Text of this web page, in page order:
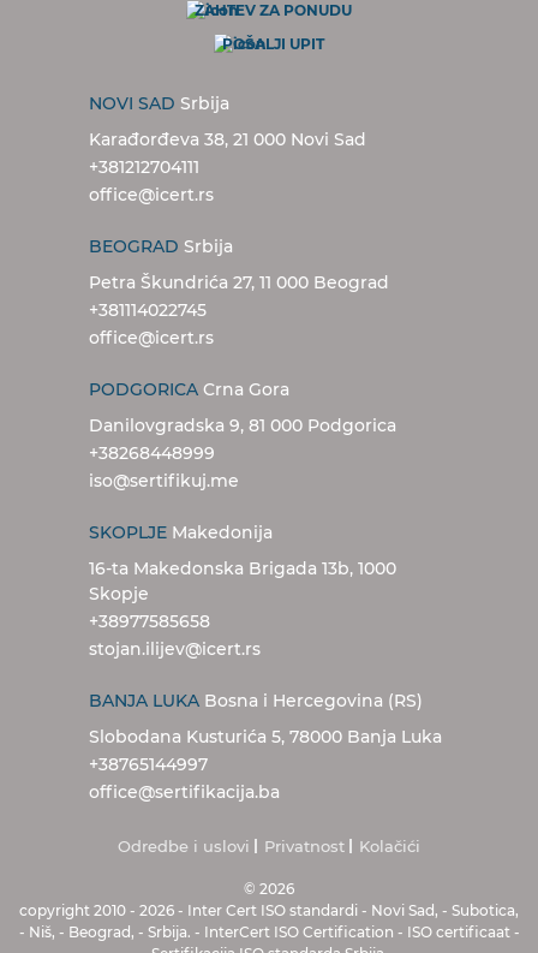
ZAHTEV ZA PONUDU
POŠALJI UPIT
NOVI SAD Srbija
Karađorđeva 38, 21 000 Novi Sad
+381212704111
office@icert.rs
BEOGRAD Srbija
Petra Škundrića 27, 11 000 Beograd
+381114022745
office@icert.rs
PODGORICA Crna Gora
Danilovgradska 9, 81 000 Podgorica
+38268448999
iso@sertifikuj.me
SKOPLJE Makedonija
16-ta Makedonska Brigada 13b, 1000
Skopje
+38977585658
stojan.ilijev@icert.rs
BANJA LUKA Bosna i Hercegovina (RS)
Slobodana Kusturića 5, 78000 Banja Luka
+38765144997
office@sertifikacija.ba
© 2026
copyright 2010 - 2026 - Inter Cert ISO standardi - Novi Sad , - Subotica,
- Niš, - Beograd , - Srbija. - InterCert ISO Certification - ISO certificaat -
Odredbe i uslovi Privatnost Kolačići